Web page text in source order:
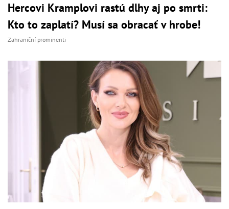
Hercovi Kramplovi rastú dlhy aj po smrti:
Kto to zaplatí? Musí sa obracať v hrobe!
Zahraniční prominenti